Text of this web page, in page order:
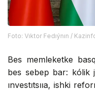
Foto: Vıktor Fedıýnın /
Bes memleketke
bes sebep bar: kólik
ınvestıtsııa, ishki